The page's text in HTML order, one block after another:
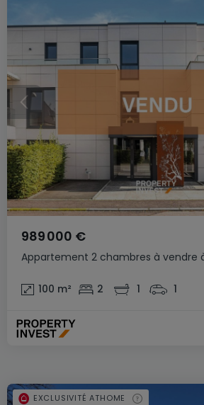
Appartement 2 chambres à vendre
989 000 €
100 m² 2 1 1
EXCLUSIVITÉ ATHOME